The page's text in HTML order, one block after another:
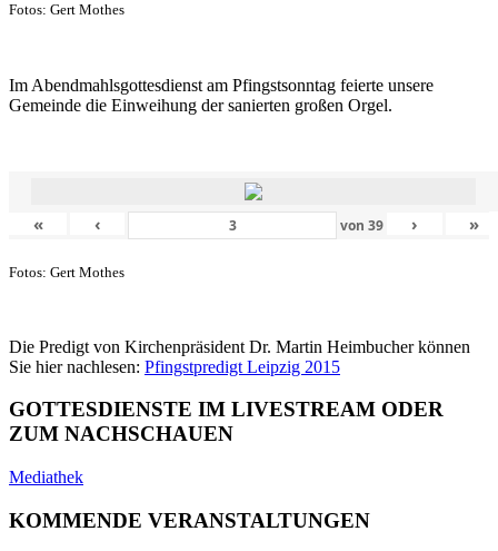
Fotos: Gert Mothes
Im Abendmahlsgottesdienst am Pfingstsonntag feierte unsere
Gemeinde die Einweihung der sanierten großen Orgel.
« ‹ von39 › »
Fotos: Gert Mothes
Die Predigt von Kirchenpräsident Dr. Martin Heimbucher können
Sie hier nachlesen: Pfingstpredigt Leipzig 2015
GOTTESDIENSTE IM LIVESTREAM ODER
ZUM NACHSCHAUEN
Mediathek
KOMMENDE VERANSTALTUNGEN